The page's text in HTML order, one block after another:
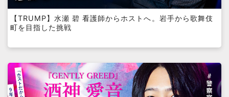
【TRUMP】水瀬 碧 看護師からホストへ。岩手から歌舞伎
町を目指した挑戦